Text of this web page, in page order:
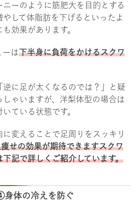
ーのように筋肥大を目的とする
して体脂肪を下げるといったよ
効果があります。
ーは下半身に負荷をかけるスクワ
逆に足が太くなるのでは？」と疑
ゃいますが、洋梨体型の場合は
ている状態です。
変えることで足周りをスッキリ
せの効果が期待できますスクワ
下記で詳しくご紹介しています。
体の冷えを防ぐ